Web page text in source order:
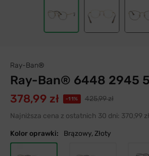
Ray-Ban®
Ray-Ban® 6448 2945
378,99 zł -11%
425,99 zł
Najniższa cena z ostatnich 30 dni: 370,99 zł
Kolor oprawki: Brązowy, Złoty